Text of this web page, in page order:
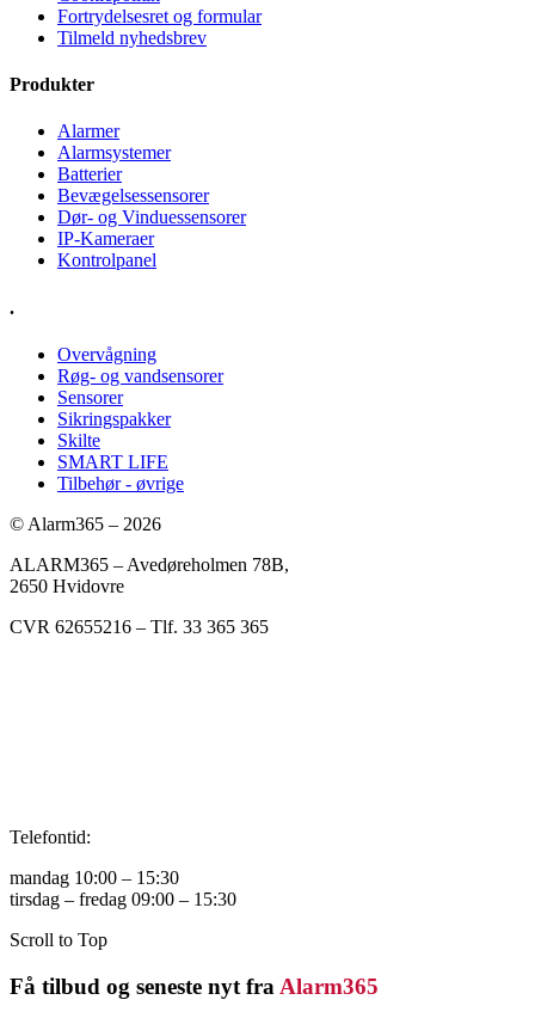
Fortrydelsesret og formular
Tilmeld nyhedsbrev
Produkter
Alarmer
Alarmsystemer
Batterier
Bevægelsessensorer
Dør- og Vinduessensorer
IP-Kameraer
Kontrolpanel
.
Overvågning
Røg- og vandsensorer
Sensorer
Sikringspakker
Skilte
SMART LIFE
Tilbehør - øvrige
© Alarm365 – 2026
ALARM365 – Avedøreholmen 78B,
2650 Hvidovre
CVR 62655216 – Tlf. 33 365 365
Telefontid:
mandag 10:00 – 15:30
tirsdag – fredag 09:00 – 15:30
Scroll to Top
Få tilbud og seneste nyt fra Alarm365